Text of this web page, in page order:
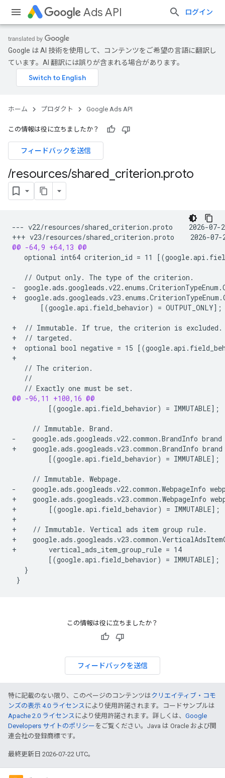
Ads API ログイン
Google は AI 技術を使用して、コンテンツをご希望の言語に翻訳し
ています。AI 翻訳には誤りが含まれる場合があります。
ホーム プロダクト Google Ads API
この情報は役に立ちましたか？
フィードバックを送信
/resources/shared criterion.proto
--- v22/resources/shared_criterion.proto    2026-07-
+++ v23/resources/shared_criterion.proto    2026-07-
@@ -64,9 +64,13 @@
optional int64 criterion_id = 11
-
+
      [(google.api.field_behavior) = OUTPUT_ONLY];
+  // Immutable. If true, the criterion is
+  // targeted.
+  optional bool negative = 15
+
@@ -96,11 +100,16 @@
        [(google.api.field_behavior) = IMMUTABLE];
-    google.ads.googleads.v22.common.BrandInfo brand
+    google.ads.googleads.v23.common.BrandInfo
        [(google.api.field_behavior) = IMMUTABLE];
-    google.ads.googleads.v22.common.WebpageInfo
+    google.ads.googleads.v23.common.WebpageInfo
+        [(google.api.field_behavior) = IMMUTABLE];
+
+    // Immutable. Vertical ads item group rule.
+
+        vertical_ads_item_group_rule = 14
}
この情報は役に立ちましたか？
フィードバックを送信
特に記載のない限り、このページのコンテンツはクリエイティブ・コモ
ンズの表示 4.0 ライセンス により使用許諾されます。コードサンプルは
Apache 2.0 ライセンス により使用許諾されます。詳しくは、 Google
Developers サイトのポリシー をご覧ください。Java は Oracle および関
連会社の登録商標です。
最終更新日 2026-07-22 UTC。